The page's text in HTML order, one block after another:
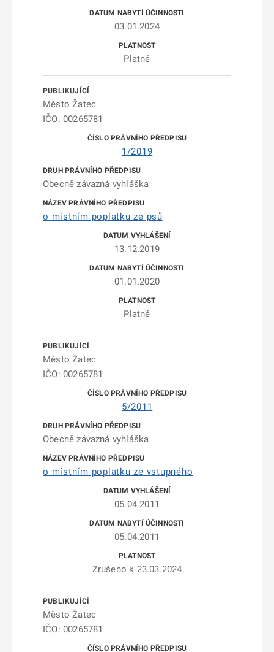
03.01.2024
Platné
Město Žatec
IČO: 00265781
1/2019
Obecně závazná vyhláška
o místním poplatku ze psů
13.12.2019
01.01.2020
Platné
Město Žatec
IČO: 00265781
5/2011
Obecně závazná vyhláška
o místním poplatku ze vstupného
05.04.2011
05.04.2011
Zrušeno k 23.03.2024
Město Žatec
IČO: 00265781